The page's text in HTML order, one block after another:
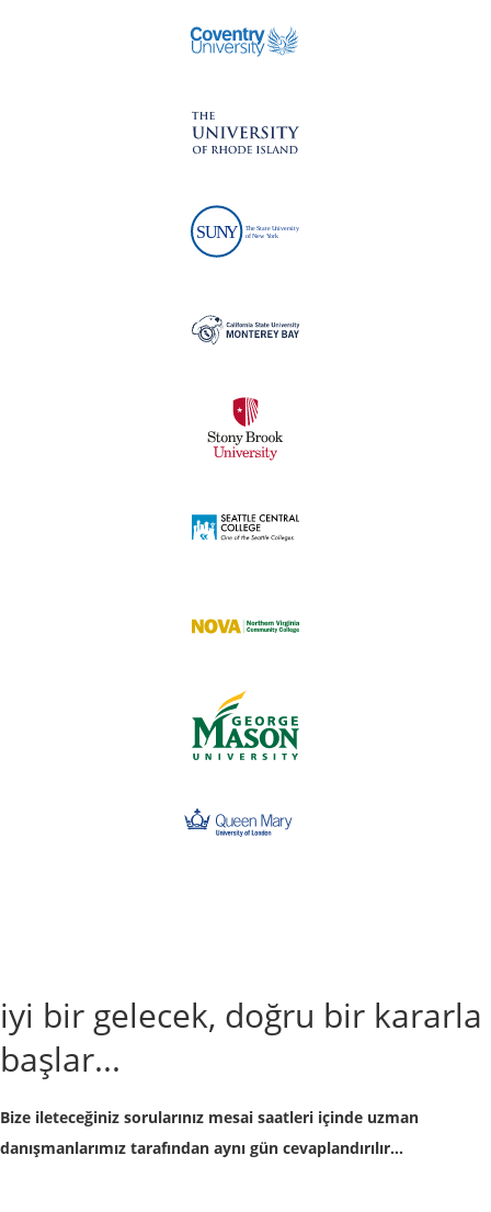
iyi bir gelecek, doğru bir kararla
başlar...
Bize ileteceğiniz sorularınız mesai saatleri içinde uzman
danışmanlarımız tarafından aynı gün cevaplandırılır...